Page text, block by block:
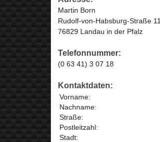
Martin Born
Rudolf-von-Habsburg-Straße 11
76829 Landau in der Pfalz
Telefonnummer:
(0 63 41) 3 07 18
Kontaktdaten:
Vorname:
Nachname:
Straße:
Postleitzahl:
Stadt: